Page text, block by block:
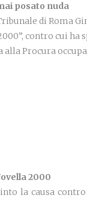
posato nuda
di Roma
contro cui ha
Procura
2000
la causa